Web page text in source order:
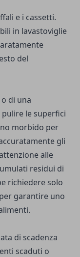
e i cassetti.
in lavastoviglie
del
di una
pulire le superfici
morbido per
gli
alle
residui di
richiedere solo
garantire uno
di scadenza
scaduti o